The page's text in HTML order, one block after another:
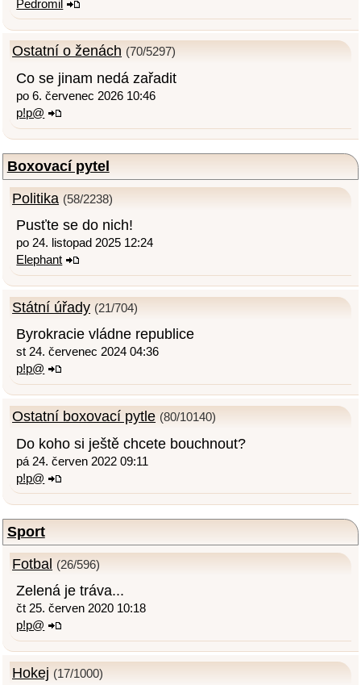
Pedromil
Ostatní o ženách (70/5297)
Co se jinam nedá zařadit
po 6. červenec 2026 10:46
p!p@
Boxovací pytel
Politika (58/2238)
Pusťte se do nich!
po 24. listopad 2025 12:24
Elephant
Státní úřady (21/704)
Byrokracie vládne republice
st 24. červenec 2024 04:36
p!p@
Ostatní boxovací pytle (80/10140)
Do koho si ještě chcete bouchnout?
pá 24. červen 2022 09:11
p!p@
Sport
Fotbal (26/596)
Zelená je tráva...
čt 25. červen 2020 10:18
p!p@
Hokej (17/1000)